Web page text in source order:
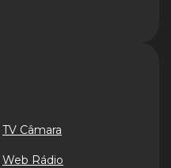
TV Câmara
Web Rádio